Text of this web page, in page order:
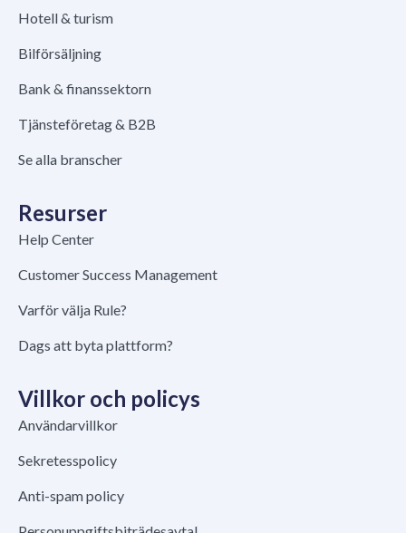
Hotell & turism
Bilförsäljning
Bank & finanssektorn
Tjänsteföretag & B2B
Se alla branscher
Resurser
Help Center
Customer Success Management
Varför välja Rule?
Dags att byta plattform?
Villkor och policys
Användarvillkor
Sekretesspolicy
Anti-spam policy